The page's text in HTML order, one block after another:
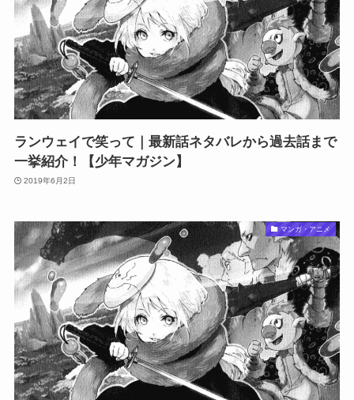
ランウェイで笑って｜最新話ネタバレから過去話まで
一挙紹介！【少年マガジン】
2019年6月2日
マンガ・アニメ